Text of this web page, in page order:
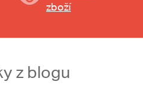
zboží
z blogu